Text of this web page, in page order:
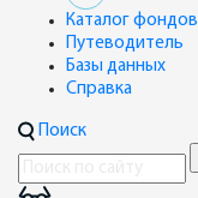
Каталог фондов
Путеводитель
Базы данных
Справка
Поиск